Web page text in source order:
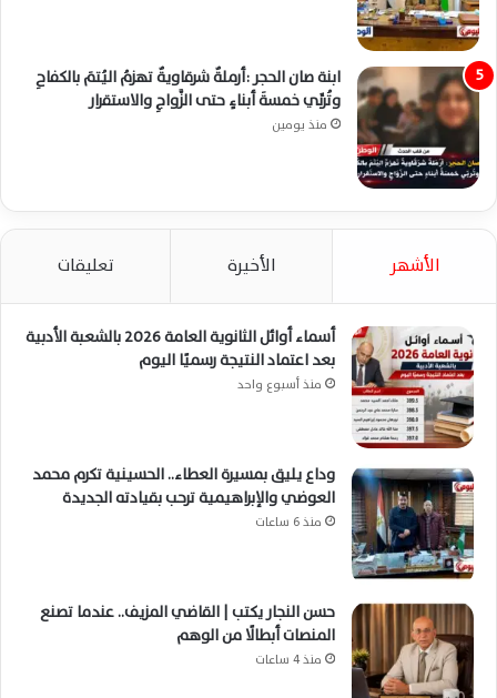
ابنة صان الحجر :أرملةٌ شرقاويةٌ تهزمُ اليُتمَ بالكفاحِ
وتُربِّي خمسةَ أبناءٍ حتى الزَّواجِ والاستقرار
منذ يومين
الأشهر الأخيرة تعليقات
أسماء أوائل الثانوية العامة 2026 بالشعبة الأدبية
بعد اعتماد النتيجة رسميًا اليوم
منذ أسبوع واحد
وداع يليق بمسيرة العطاء.. الحسينية تكرم محمد
العوضي والإبراهيمية ترحب بقيادته الجديدة
منذ 6 ساعات
حسن النجار يكتب | القاضي المزيف.. عندما تصنع
المنصات أبطالًا من الوهم
منذ 4 ساعات